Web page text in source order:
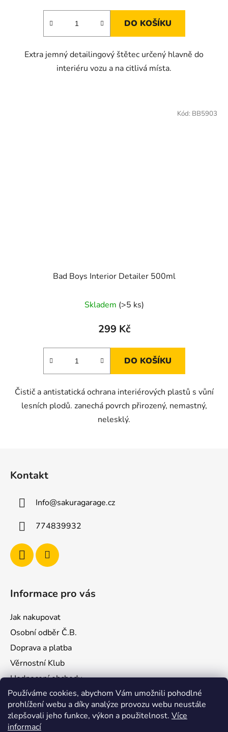
Používáme cookies, abychom Vám umožnili pohodlné
prohlížení webu a díky analýze provozu webu neustále
zlepšovali jeho funkce, výkon a použitelnost. Více
informací
DO KOŠÍKU
Extra jemný detailingový štětec určený hlavně do
interiéru vozu a na citlivá místa.
Bad Boys Interior Detailer 500ml
Skladem (>5 ks)
299 Kč
DO KOŠÍKU
Čistič a antistatická ochrana interiérových plastů s vůní
lesních plodů. zanechá povrch přirozený, nemastný,
nelesklý.
Kód: BB5903
Kontakt
Info@sakuragarage.cz
774839932
Informace pro vás
Jak nakupovat
Osobní odběr Č.B.
Doprava a platba
Věrnostní Klub
Hodnocení obchodu
Kontakty
Obchodní podmínky
Podmínky ochrany osobních údajů